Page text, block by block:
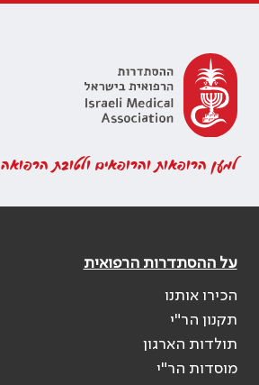
למען הרופאות והרופאים ולטובת הרפואה
על ההסתדרות הרפואית
הכירו אותנו
תקנון הר"י
תולדות הארגון
מוסדות הר"י